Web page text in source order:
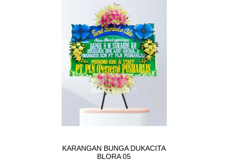
KARANGAN BUNGA DUKACITA
BLORA 05